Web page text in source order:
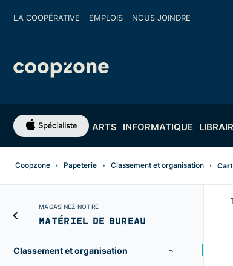
LA COOPÉRATIVE EMPLOIS NOUS JOINDRE
ARTS INFORMATIQUE
Coopzone Papeterie Classement et organisation
MAGASINEZ NOTRE
MATÉRIEL DE BUREAU
Classement et organisation